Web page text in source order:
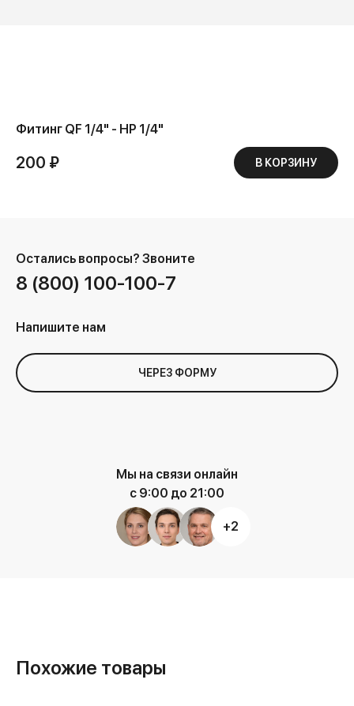
Фитинг QF 1/4" - НР 1/4"
200 ₽ В КОРЗИНУ
Остались вопросы? Звоните
8 (800) 100-100-7
Напишите нам
ЧЕРЕЗ ФОРМУ
Мы на связи онлайн
с 9:00 до 21:00
+2
Похожие товары